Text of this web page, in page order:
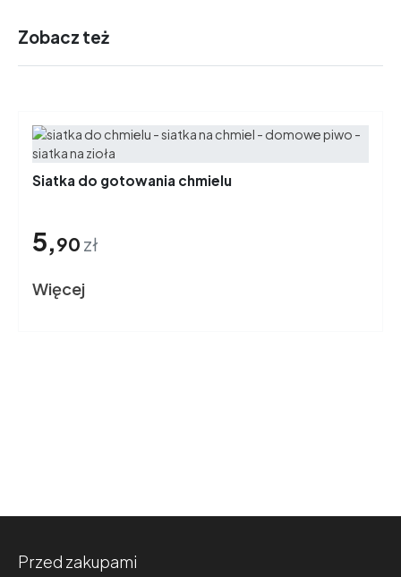
Zobacz też
Siatka do gotowania chmielu
5,90 zł
Więcej
Przed zakupami